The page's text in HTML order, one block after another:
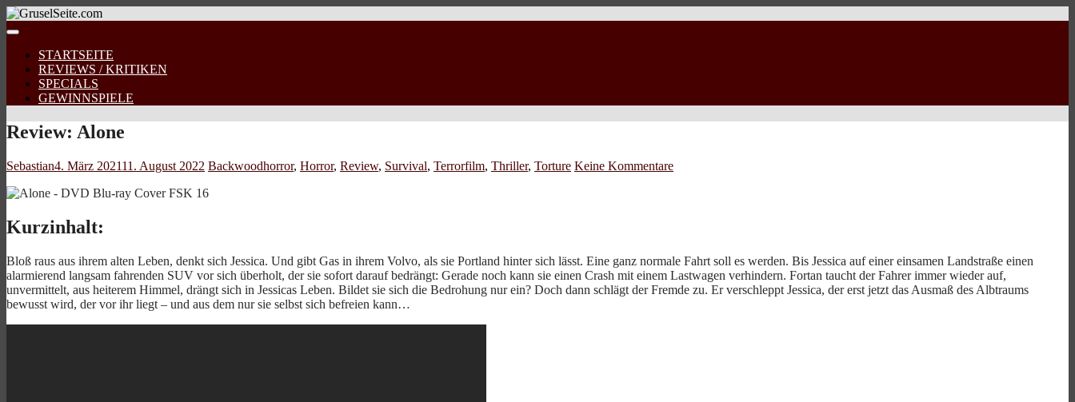
STARTSEITE
REVIEWS / KRITIKEN
SPECIALS
GEWINNSPIELE
Review: Alone
Sebastian4. März 202111. August 2022 Backwoodhorror, Horror, Review, Survival, Terrorfilm, Thriller, Torture Keine Kommentare
Kurzinhalt:
Bloß raus aus ihrem alten Leben, denkt sich Jessica. Und gibt Gas in ihrem Volvo, als sie Portland hinter sich lässt. Eine ganz normale Fahrt soll es werden. Bis Jessica auf einer einsamen Landstraße einen
alarmierend langsam fahrenden SUV vor sich überholt, der sie sofort darauf bedrängt: Gerade noch kann sie einen Crash mit einem Lastwagen verhindern. Fortan taucht der Fahrer immer wieder auf,
unvermittelt, aus heiterem Himmel, drängt sich in Jessicas Leben. Bildet sie sich die Bedrohung nur ein? Doch dann schlägt der Fremde zu. Er verschleppt Jessica, der erst jetzt das Ausmaß des Albtraums
bewusst wird, der vor ihr liegt – und aus dem nur sie selbst sich befreien kann…